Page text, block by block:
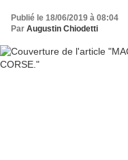
Publié le 18/06/2019 à 08:04
Par Augustin Chiodetti